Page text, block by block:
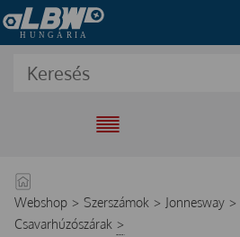
EGYÜTT A
Webshop > Szerszámok > Jonnesway >
Csavarhúzószárak >